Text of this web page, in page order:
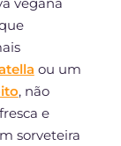
ou um
, não
e
sorveteira